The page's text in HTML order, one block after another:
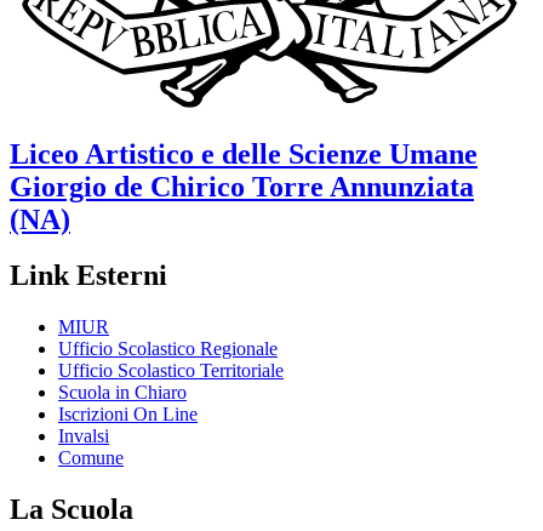
Liceo Artistico e delle Scienze Umane
Giorgio de Chirico Torre Annunziata
(NA)
Link Esterni
MIUR
Ufficio Scolastico Regionale
Ufficio Scolastico Territoriale
Scuola in Chiaro
Iscrizioni On Line
Invalsi
Comune
La Scuola